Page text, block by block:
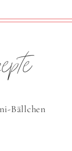
Bällchen